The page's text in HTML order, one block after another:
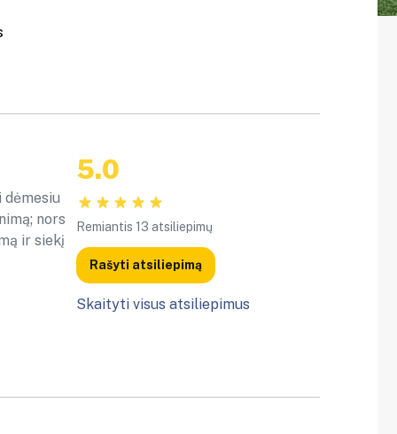
dėmesiu
nors
ir siekį
5.0
Remiantis 13 atsiliepimų
Rašyti atsiliepimą
Skaityti visus atsiliepimus